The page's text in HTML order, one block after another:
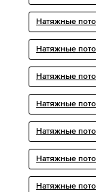
Натяжные
Натяжные
Натяжные
Натяжные
Натяжные
Натяжные
Натяжные